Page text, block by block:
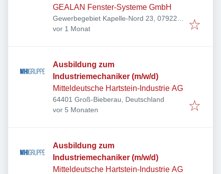
GEALAN Fenster-Systeme GmbH
Gewerbegebiet Kapelle-Nord 23, 07922
Tanna, Deutschland
Veröffentlicht
vor 1 Monat
Ausbildung zum
Industriemechaniker (m/w/d)
Mitteldeutsche Hartstein-Industrie AG
64401 Groß-Bieberau, Deutschland
Veröffentlicht:
vor 5 Monaten
Ausbildung zum
Industriemechaniker (m/w/d)
Mitteldeutsche Hartstein-Industrie AG